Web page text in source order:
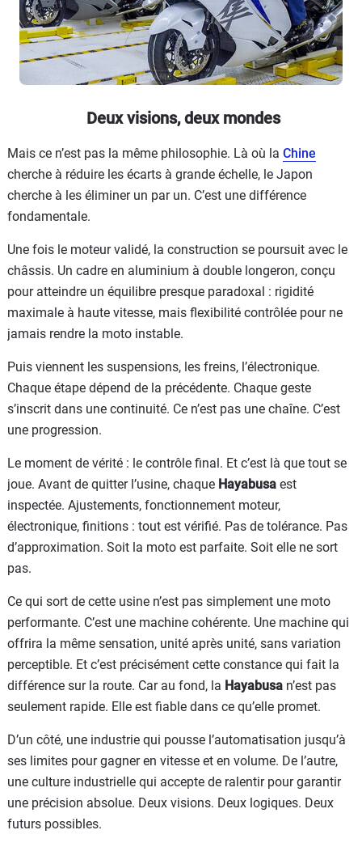
Deux visions, deux mondes
Mais ce n’est pas la même philosophie. Là où la Chine
cherche à réduire les écarts à grande échelle, le Japon
cherche à les éliminer un par un. C’est une différence
fondamentale.
Une fois le moteur validé, la construction se poursuit avec le
châssis. Un cadre en aluminium à double longeron, conçu
pour atteindre un équilibre presque paradoxal : rigidité
maximale à haute vitesse, mais flexibilité contrôlée pour ne
jamais rendre la moto instable.
Puis viennent les suspensions, les freins, l’électronique.
Chaque étape dépend de la précédente. Chaque geste
s’inscrit dans une continuité. Ce n’est pas une chaîne. C’est
une progression.
Le moment de vérité : le contrôle final. Et c’est là que tout se
joue. Avant de quitter l’usine, chaque Hayabusa est
inspectée. Ajustements, fonctionnement moteur,
électronique, finitions : tout est vérifié. Pas de tolérance. Pas
d’approximation. Soit la moto est parfaite. Soit elle ne sort
pas.
Ce qui sort de cette usine n’est pas simplement une moto
performante. C’est une machine cohérente. Une machine qui
offrira la même sensation, unité après unité, sans variation
perceptible. Et c’est précisément cette constance qui fait la
différence sur la route. Car au fond, la Hayabusa n’est pas
seulement rapide. Elle est fiable dans ce qu’elle promet.
D’un côté, une industrie qui pousse l’automatisation jusqu’à
ses limites pour gagner en vitesse et en volume. De l’autre,
une culture industrielle qui accepte de ralentir pour garantir
une précision absolue. Deux visions. Deux logiques. Deux
futurs possibles.